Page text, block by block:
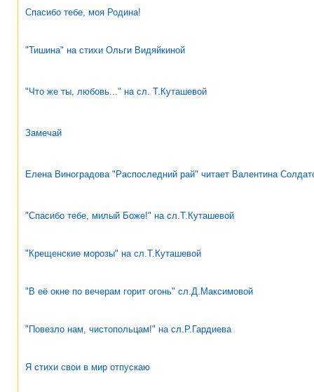
Спасибо тебе, моя Родина!
"Тишина" на стихи Ольги Видяйкиной
"Что же ты, любовь..." на сл. Т.Куташевой
Замечай
Елена Виноградова "Распоследний рай" читает Валентина
"Спасибо тебе, милый Боже!" на сл.Т.Куташевой
"Крещенские морозы" на сл.Т.Куташевой
"В её окне по вечерам горит огонь" сл.Д.Максимовой
"Повезло нам, чистопольцам!" на сл.Р.Гардиева
Я стихи свои в мир отпускаю